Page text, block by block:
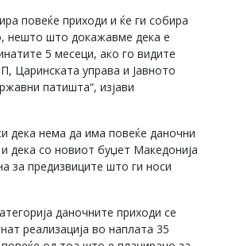
повеќе приходи и ќе ги собира
нешто што докажавме дека е
5 месеци, ако го видите
Царинската управа и Јавното
патишта“, изјави
дека нема да има повеќе даночни
дека со новиот буџет Македонија
за предизвиците што ги носи
даночните приходи се
реализација во наплата 35